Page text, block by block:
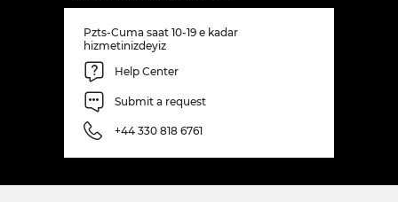
Pzts-Cuma saat 10-19 e kadar
hizmetinizdeyiz
Help Center
Submit a request
+44 330 818 6761